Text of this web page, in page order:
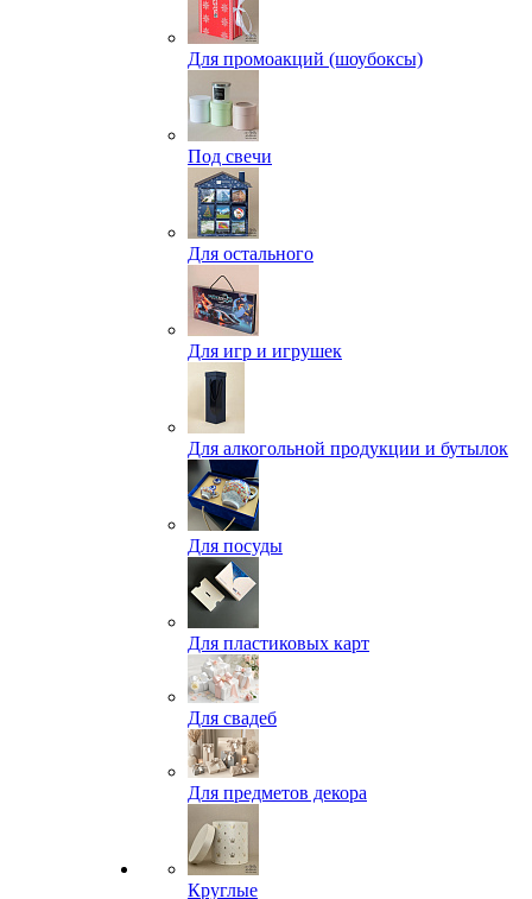
Для промоакций (шоубоксы)
Под свечи
Для остального
Для игр и игрушек
Для алкогольной продукции и бутылок
Для посуды
Для пластиковых карт
Для свадеб
Для предметов декора
Круглые